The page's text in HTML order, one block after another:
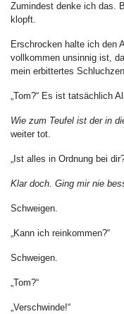
Zumindest denke ich das.
klopft.
Erschrocken halte ich den
vollkommen unsinnig ist,
mein erbittertes
„Tom?“ Es ist tatsächlich
Wie zum Teufel ist der in
weiter tot.
„Ist alles in Ordnung bei
Klar doch. Ging mir nie
Schweigen.
„Kann ich reinkommen?“
Schweigen.
„Tom?“
„Verschwinde!“